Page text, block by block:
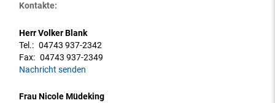
Kontakte:
Herr Volker Blank
Tel.: 04743 937-2342
Fax: 04743 937-2349
Nachricht senden
Frau Nicole Müdeking